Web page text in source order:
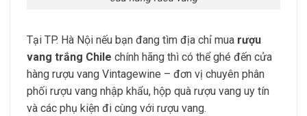
Tại TP. Hà Nội nếu bạn đang tìm địa chỉ mua rượu
vang trắng Chile chính hãng thì có thể ghé đến cửa
hàng rượu vang Vintagewine – đơn vị chuyên phân
phối rượu vang nhập khẩu, hộp quà rượu vang uy tín
và các phụ kiện đi cùng với rượu vang.